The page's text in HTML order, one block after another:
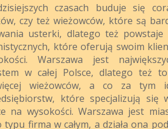
czasach buduje się
czy też wieżowców, które są
usterki, dlatego też
które oferują swoim
Warszawa jest
w całej Polsce, dlatego też
wieżowców, a co za tym
które specjalizują się
na wysokości. Warszawa jest
typu firma w całym, a działa ona